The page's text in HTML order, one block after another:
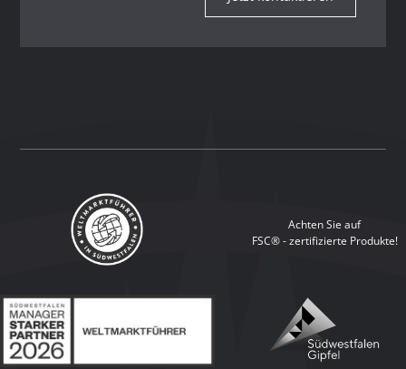
Achten Sie auf
FSC® - zertifizierte Produkte!